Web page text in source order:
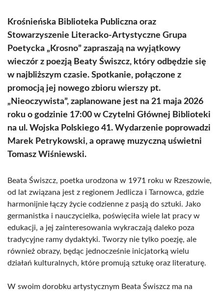
Krośnieńska Biblioteka Publiczna oraz
Stowarzyszenie Literacko-Artystyczne Grupa
Poetycka „Krosno” zapraszają na wyjątkowy
wieczór z poezją Beaty Świszcz, który odbędzie się
w najbliższym czasie. Spotkanie, połączone z
promocją jej nowego zbioru wierszy pt.
„Nieoczywista”, zaplanowane jest na 21 maja 2026
roku o godzinie 17:00 w Czytelni Głównej Biblioteki
na ul. Wojska Polskiego 41. Wydarzenie poprowadzi
Marek Petrykowski, a oprawę muzyczną uświetni
Tomasz Wiśniewski.
Beata Świszcz, poetka urodzona w 1971 roku w Rzeszowie,
od lat związana jest z regionem Jedlicza i Tarnowca, gdzie
harmonijnie łączy życie codzienne z pasją do sztuki. Jako
germanistka i nauczycielka, poświęciła wiele lat pracy w
edukacji, a jej zainteresowania wykraczają daleko poza
tradycyjne ramy dydaktyki. Tworzy nie tylko poezję, ale
również obrazy, będąc jednocześnie inicjatorką wielu
działań kulturalnych, które promują sztukę oraz literaturę.
W swoim dorobku artystycznym Beata Świszcz ma na